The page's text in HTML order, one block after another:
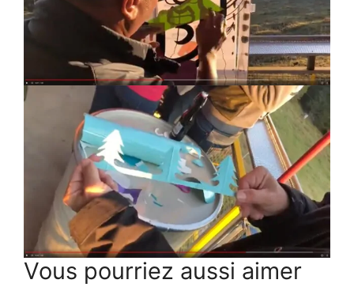
Vous pourriez aussi aimer